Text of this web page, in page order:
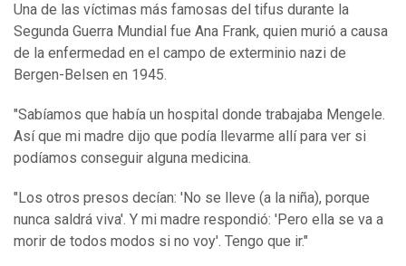
Una de las víctimas más famosas del tifus durante la
Segunda Guerra Mundial fue Ana Frank, quien murió a causa
de la enfermedad en el campo de exterminio nazi de
Bergen-Belsen en 1945.
"Sabíamos que había un hospital donde trabajaba Mengele.
Así que mi madre dijo que podía llevarme allí para ver si
podíamos conseguir alguna medicina.
"Los otros presos decían: 'No se lleve (a la niña), porque
nunca saldrá viva'. Y mi madre respondió: 'Pero ella se va a
morir de todos modos si no voy'. Tengo que ir."